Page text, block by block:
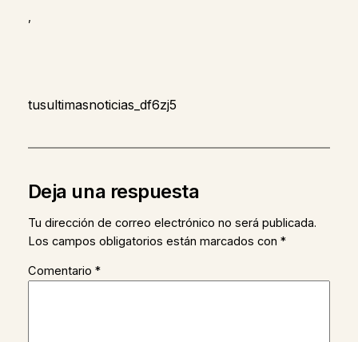
,
tusultimasnoticias_df6zj5
Deja una respuesta
Tu dirección de correo electrónico no será publicada.
Los campos obligatorios están marcados con *
Comentario *